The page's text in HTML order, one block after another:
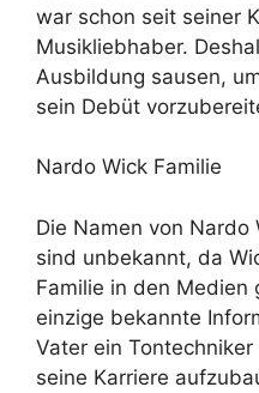
war schon seit seiner
Musikliebhaber.
Ausbildung sausen,
sein Debüt
Nardo Wick Familie
Die Namen von
sind unbekannt, da
Familie in den Medien
einzige bekannte
Vater ein
seine Karriere